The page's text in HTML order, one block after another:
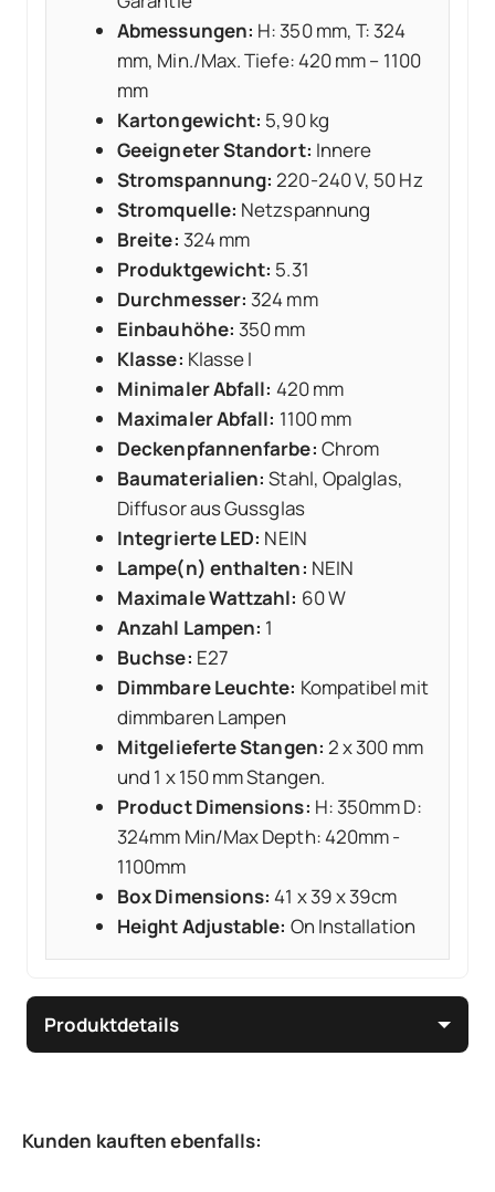
Abmessungen: H: 350 mm, T: 324
mm, Min./Max. Tiefe: 420 mm – 1100
mm
Kartongewicht: 5,90 kg
Geeigneter Standort: Innere
Stromspannung: 220-240 V, 50 Hz
Stromquelle: Netzspannung
Breite: 324 mm
Produktgewicht: 5.31
Durchmesser: 324 mm
Einbauhöhe: 350 mm
Klasse: Klasse I
Minimaler Abfall: 420 mm
Maximaler Abfall: 1100 mm
Deckenpfannenfarbe: Chrom
Baumaterialien: Stahl, Opalglas,
Diffusor aus Gussglas
Integrierte LED: NEIN
Lampe(n) enthalten: NEIN
Maximale Wattzahl: 60 W
Anzahl Lampen: 1
Buchse: E27
Dimmbare Leuchte: Kompatibel mit
dimmbaren Lampen
Mitgelieferte Stangen: 2 x 300 mm
und 1 x 150 mm Stangen.
Product Dimensions: H: 350mm D:
324mm Min/Max Depth: 420mm -
1100mm
Box Dimensions: 41 x 39 x 39cm
Height Adjustable: On Installation
Produktdetails